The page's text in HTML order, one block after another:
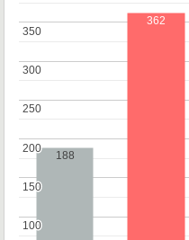
100
100
150
150
200
200
250
250
300
300
350
350
188
362